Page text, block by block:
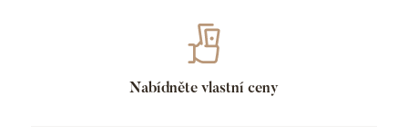
Nabídněte vlastní ceny